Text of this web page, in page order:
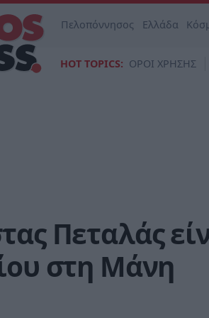
Πελοπόννησος Ελλάδα
HOT TOPICS: ΟΡΟΙ ΧΡΗΣΗΣ
Πεταλάς
στη Μάνη